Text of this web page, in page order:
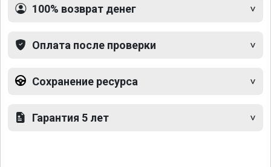
100% возврат денег
Оплата после проверки
Сохранение ресурса
Гарантия 5 лет